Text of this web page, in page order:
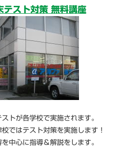
テスト対策 無料講座
トが各学校で実施されます。
ではテスト対策を実施します！
中心に指導＆解説をします。